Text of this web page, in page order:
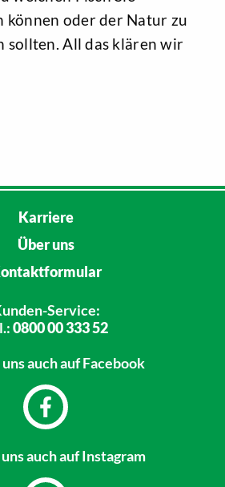
können oder der Natur zu
sollten. All das klären wir
Karriere
Über uns
Service:
0800 00 333 52
auch auf Facebook
auch auf Instagram